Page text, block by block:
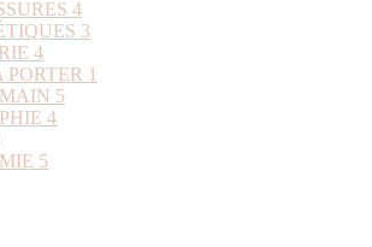
4
3
4
PORTER 1
5
4
5